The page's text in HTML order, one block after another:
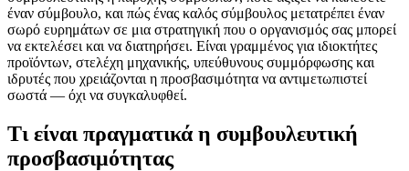
έναν σύμβουλο, και πώς ένας καλός σύμβουλος μετατρέπει έναν
σωρό ευρημάτων σε μια στρατηγική που ο οργανισμός σας μπορεί
να εκτελέσει και να διατηρήσει. Είναι γραμμένος για ιδιοκτήτες
προϊόντων, στελέχη μηχανικής, υπεύθυνους συμμόρφωσης και
ιδρυτές που χρειάζονται η προσβασιμότητα να αντιμετωπιστεί
σωστά — όχι να συγκαλυφθεί.
Τι είναι πραγματικά η συμβουλευτική
προσβασιμότητας